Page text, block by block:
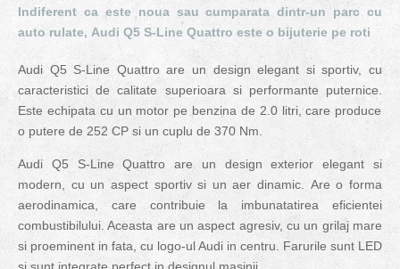
Indiferent ca este noua sau cumparata dintr-un parc cu
auto rulate, Audi Q5 S-Line Quattro este o bijuterie pe roti
Audi Q5 S-Line Quattro are un design elegant si sportiv, cu
caracteristici de calitate superioara si performante puternice.
Este echipata cu un motor pe benzina de 2.0 litri, care produce
o putere de 252 CP si un cuplu de 370 Nm.
Audi Q5 S-Line Quattro are un design exterior elegant si
modern, cu un aspect sportiv si un aer dinamic. Are o forma
aerodinamica, care contribuie la imbunatatirea eficientei
combustibilului. Aceasta are un aspect agresiv, cu un grilaj mare
si proeminent in fata, cu logo-ul Audi in centru. Farurile sunt LED
si sunt integrate perfect in designul masinii.